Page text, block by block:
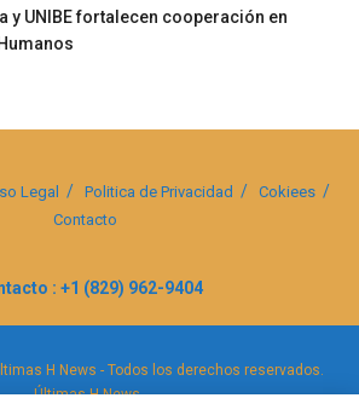
y UNIBE fortalecen cooperación en
Legal Politica de Privacidad
Cokiees
Contacto
: +1 (829) 962-9404
H News - Todos los derechos reservados.